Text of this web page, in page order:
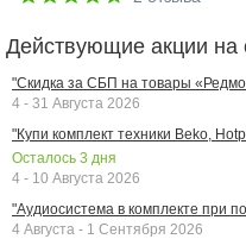
Действующие акции на
"Скидка за СБП на товары
4 - 31 Августа 2026
"Купи комплект техники Beko,
Осталось 3 дня
4 - 10 Августа 2026
"Аудиосистема в комплекте при
4 Августа - 1 Сентября 2026